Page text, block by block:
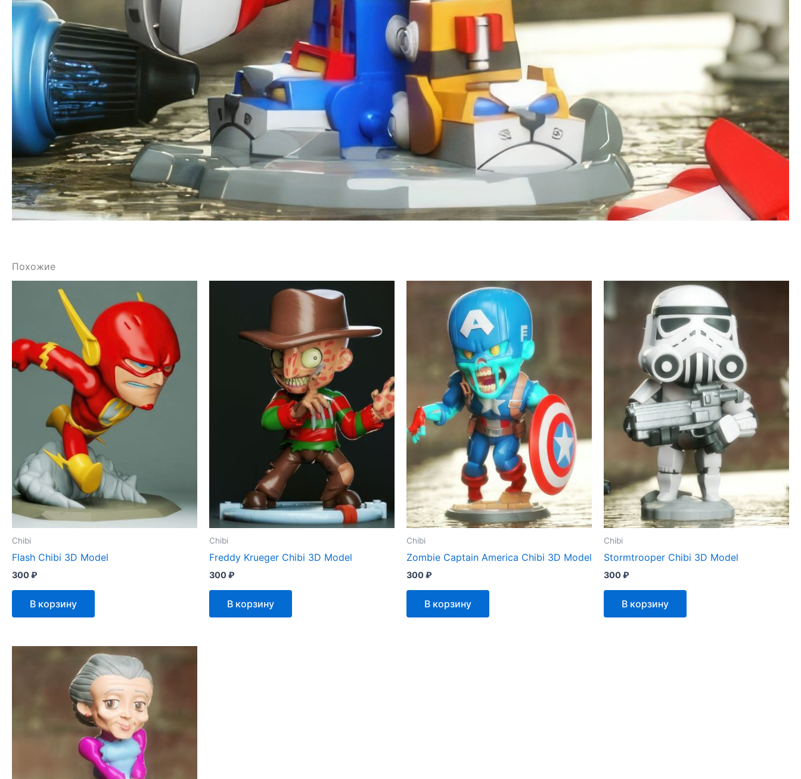
Похожие
Chibi
Flash Chibi 3D Model
300₽
В корзину
Chibi
Freddy Krueger Chibi 3D Model
300₽
В корзину
Chibi
Zombie Captain America Chibi 3D Model
300₽
В корзину
Chibi
Stormtrooper Chibi 3D Model
300₽
В корзину